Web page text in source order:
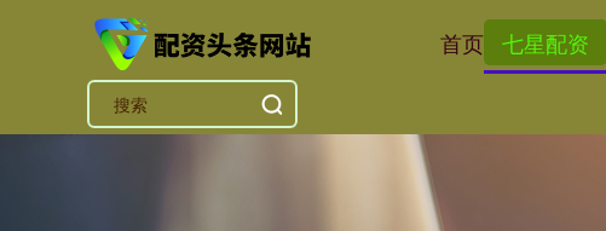
首页 七星配资